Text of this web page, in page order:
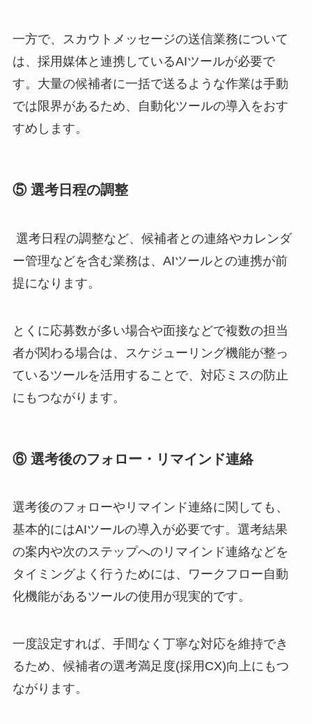
一方で、スカウトメッセージの送信業務について
は、採用媒体と連携しているAIツールが必要で
す。大量の候補者に一括で送るような作業は手動
では限界があるため、自動化ツールの導入をおす
すめします。
⑤ 選考日程の調整
選考日程の調整など、候補者との連絡やカレンダ
ー管理などを含む業務は、AIツールとの連携が前
提になります。
とくに応募数が多い場合や面接などで複数の担当
者が関わる場合は、スケジューリング機能が整っ
ているツールを活用することで、対応ミスの防止
にもつながります。
⑥ 選考後のフォロー・リマインド連絡
選考後のフォローやリマインド連絡に関しても、
基本的にはAIツールの導入が必要です。選考結果
の案内や次のステップへのリマインド連絡などを
タイミングよく行うためには、ワークフロー自動
化機能があるツールの使用が現実的です。
一度設定すれば、手間なく丁寧な対応を維持でき
るため、候補者の選考満足度(採用CX)向上にもつ
ながります。